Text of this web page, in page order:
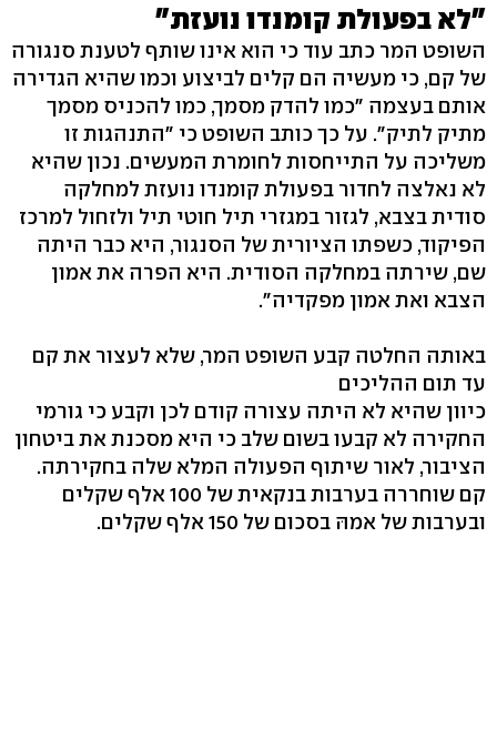
"לא בפעולת קומנדו נועזת"
השופט המר כתב עוד כי הוא אינו שותף לטענת סנגורה
של קם, כי מעשיה הם קלים לביצוע וכמו שהיא הגדירה
אותם בעצמה "כמו להדק מסמך, כמו להכניס מסמך
מתיק לתיק". על כך כותב השופט כי "התנהגות זו
משליכה על התייחסות לחומרת המעשים. נכון שהיא
לא נאלצה לחדור בפעולת קומנדו נועזת למחלקה
סודית בצבא, לגזור במגזרי תיל חוטי תיל ולזחול למרכז
הפיקוד, כשפתו הציורית של הסנגור, היא כבר היתה
שם, שירתה במחלקה הסודית. היא הפרה את אמון
הצבא ואת אמון מפקדיה".
באותה החלטה קבע השופט המר, שלא לעצור את קם
עד תום ההליכים
כיוון שהיא לא היתה עצורה קודם לכן וקבע כי גורמי
החקירה לא קבעו בשום שלב כי היא מסכנת את ביטחון
הציבור, לאור שיתוף הפעולה המלא שלה בחקירתה.
קם שוחררה בערבות בנקאית של 100 אלף שקלים
ובערבות של אמהּ בסכום של 150 אלף שקלים.